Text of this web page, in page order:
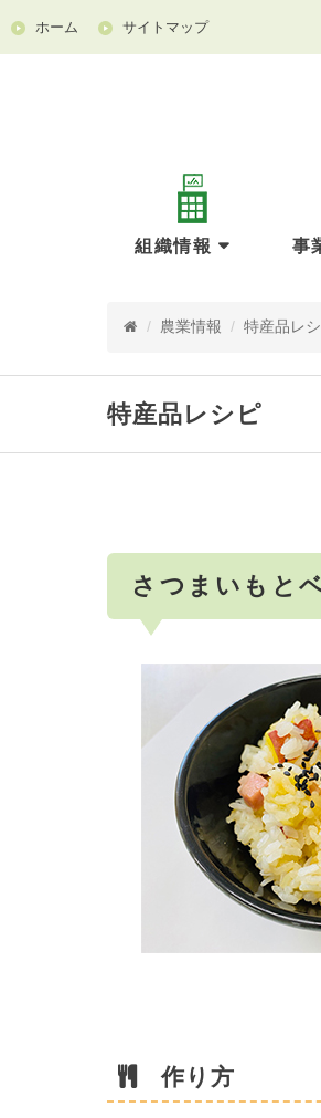
ホーム サイトマップ
組織情報 事
/ 農業情報 / 特産品レ
特産品レシピ
さつまいもと
作り方